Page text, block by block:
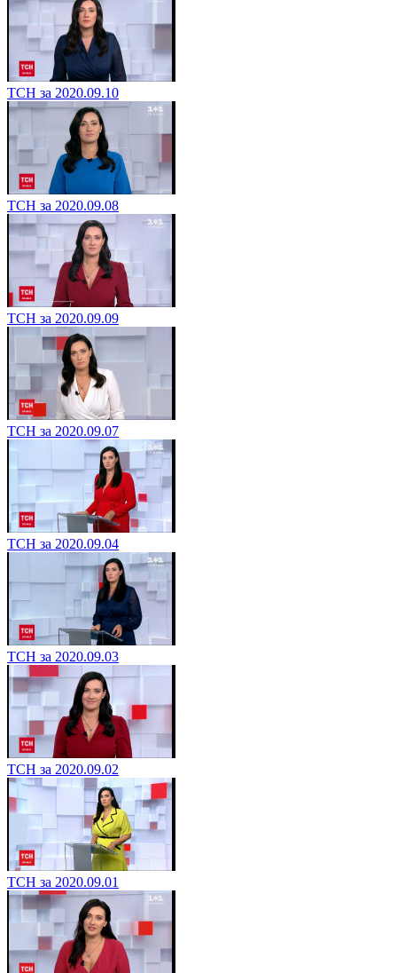
ТСН за 2020.09.10
ТСН за 2020.09.08
ТСН за 2020.09.09
ТСН за 2020.09.07
ТСН за 2020.09.04
ТСН за 2020.09.03
ТСН за 2020.09.02
ТСН за 2020.09.01